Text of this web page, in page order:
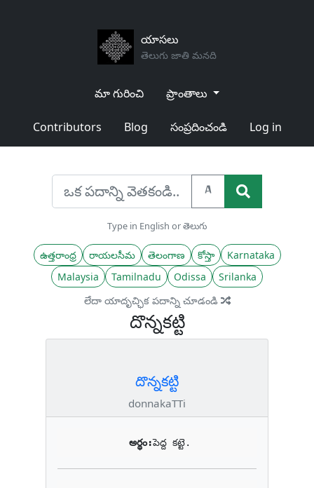
యాసలు
తెలుగు జాతి మనది
మా గురించి ప్రాంతాలు
Contributors Blog సంప్రదించండి Log in
A
Type in English or తెలుగు
ఉత్తరాంధ్ర రాయలసీమ తెలంగాణ కోస్తా
Karnataka
Malaysia
Tamilnadu Odissa
Srilanka
లేదా యాదృచ్ఛిక పదాన్ని చూడండి
దొన్నకట్టి
దొన్నకట్టి
donnakaTTi
అర్థం:పెద్ద కట్టె.